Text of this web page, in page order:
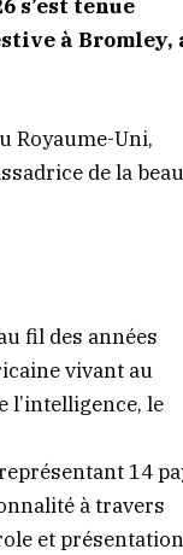
s’est tenue
à Bromley,
Royaume-Uni,
de la
fil des années
vivant au
l’intelligence, le
14
à travers
et